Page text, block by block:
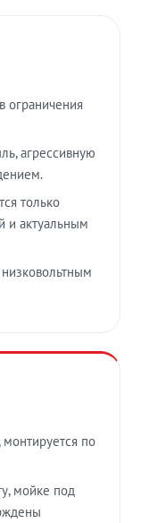
ограничения
агрессивную
только
и актуальным
по
мойке под